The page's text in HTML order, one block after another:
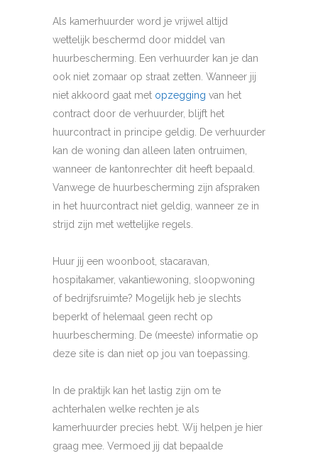
Als kamerhuurder word je vrijwel altijd
wettelijk beschermd door middel van
huurbescherming. Een verhuurder kan je dan
ook niet zomaar op straat zetten. Wanneer jij
niet akkoord gaat met opzegging van het
contract door de verhuurder, blijft het
huurcontract in principe geldig. De verhuurder
kan de woning dan alleen laten ontruimen,
wanneer de kantonrechter dit heeft bepaald.
Vanwege de huurbescherming zijn afspraken
in het huurcontract niet geldig, wanneer ze in
strijd zijn met wettelijke regels.
Huur jij een woonboot, stacaravan,
hospitakamer, vakantiewoning, sloopwoning
of bedrijfsruimte? Mogelijk heb je slechts
beperkt of helemaal geen recht op
huurbescherming. De (meeste) informatie op
deze site is dan niet op jou van toepassing.
In de praktijk kan het lastig zijn om te
achterhalen welke rechten je als
kamerhuurder precies hebt. Wij helpen je hier
graag mee. Vermoed jij dat bepaalde